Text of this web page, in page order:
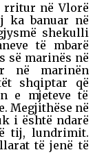
rritur në Vlorë
ka banuar në
shekulli
të mbarë
së marinës në
në marinën
shqiptar që
e mjeteve të
Megjithëse në
i është ndarë
tij, lundrimit.
të jenë të